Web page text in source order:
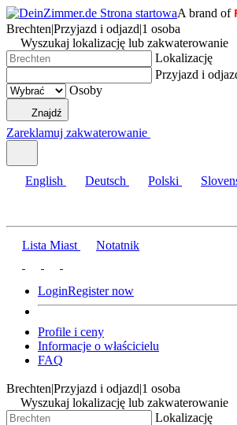
A brand of
Brechten|Przyjazd i odjazd|1 osoba
Wyszukaj lokalizację lub zakwaterowanie
Lokalizację
Przyjazd i
Osoby
Znajdź
Zareklamuj zakwaterowanie
English Deutsch Polski
Lista Miast Notatnik
LoginRegister now
Profile i ceny
Informacje o właścicielu
FAQ
Brechten|Przyjazd i odjazd|1 osoba
Wyszukaj lokalizację lub zakwaterowanie
Lokalizację